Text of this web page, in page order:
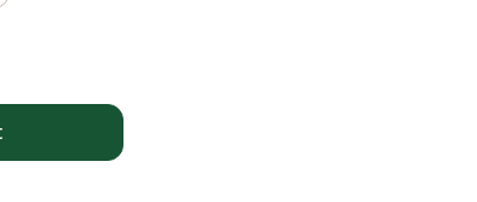
the desired amount or use the